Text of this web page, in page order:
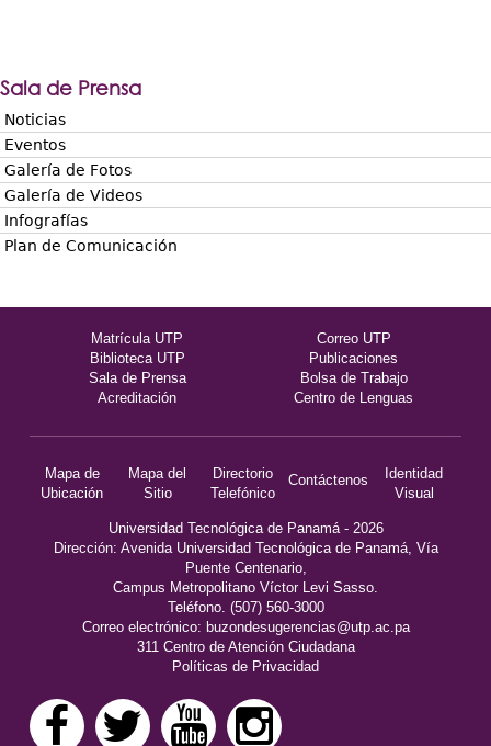
Sala de Prensa
Noticias
Eventos
Galería de Fotos
Galería de Videos
Infografías
Plan de Comunicación
Matrícula UTP
Correo UTP
Biblioteca UTP
Publicaciones
Sala de Prensa
Bolsa de Trabajo
Acreditación
Centro de Lenguas
Mapa de
Ubicación
Mapa del
Sitio
Directorio
Telefónico
Contáctenos
Identidad
Visual
Universidad Tecnológica de Panamá - 2026
Dirección: Avenida Universidad Tecnológica de Panamá, Vía
Puente Centenario,
Campus Metropolitano Víctor Levi Sasso.
Teléfono. (507) 560-3000
Correo electrónico: buzondesugerencias@utp.ac.pa
311 Centro de Atención Ciudadana
Políticas de Privacidad